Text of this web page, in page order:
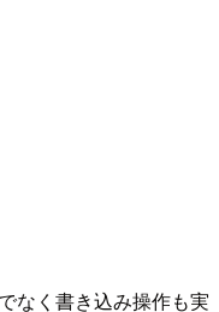
なく書き込み操作も実